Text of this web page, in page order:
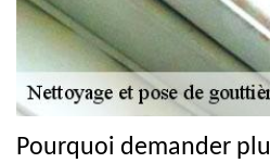
Pourquoi demander